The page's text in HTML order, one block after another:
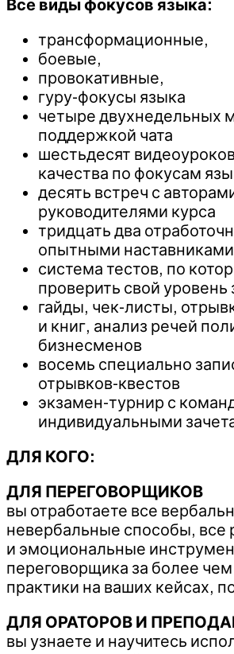
Все виды фокусов языка:
трансформационные,
боевые,
провокативные,
гуру-фокусы языка
четыре двухнедельных
поддержкой чата
шестьдесят
качества по фокусам
десять встреч с
руководителями курса
тридцать два
опытными наставниками
система тестов, по
проверить свой уровень
гайды, чек-листы,
и книг, анализ речей
бизнесменов
восемь специально
отрывков-квестов
экзамен-турнир с
индивидуальными
ДЛЯ КОГО:
ДЛЯ ПЕРЕГОВОРЩИКОВ
вы отработаете все
невербальные способы, все
и эмоциональные
переговорщика за более
практики на ваших кейсах,
ДЛЯ ОРАТОРОВ И
вы узнаете и научитесь